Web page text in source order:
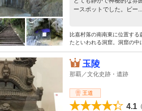
ースポットでした。ビー...
比嘉村落の南南東に位置する
たといわれる洞窟。洞窟の中
玉陵
那覇／文化史跡・遺跡
王道
4.1 （